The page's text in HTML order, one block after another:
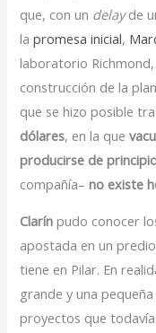
que, con un delayde
lapromesa inicial,
laboratorio
construcción de la
que se hizo posible
dólares, en la que
producirse de
compañía–no existe
Clarínpudo conocer
apostada en un
tiene en Pilar. En
grande y una
proyectos que